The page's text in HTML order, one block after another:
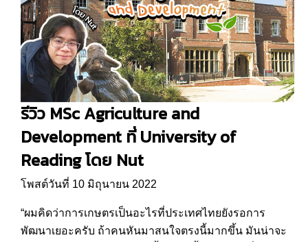
รีวิว MSc Agriculture and
Development ที่ University of
Reading โดย Nut
โพสต์วันที่ 10 มิถุนายน 2022
“ผมคิดว่าการเกษตรเป็นอะไรที่ประเทศไทยยังรอการ
พัฒนาเยอะครับ ถ้าคนหันมาสนใจตรงนี้มากขึ้น มันน่าจะ